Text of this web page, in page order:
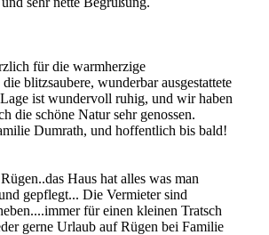
für die warmherzige
blitzsaubere, wunderbar ausgestattete
ist wundervoll ruhig, und wir haben
die schöne Natur sehr genossen.
Dumrath, und hoffentlich bis bald!
Haus hat alles was man
gepflegt... Die Vermieter sind
für einen kleinen Tratsch
gerne Urlaub auf Rügen bei Familie